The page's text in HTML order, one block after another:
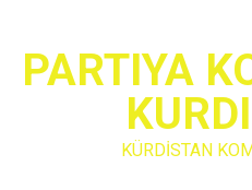
contentPARTIYA
KÜRDİSTAN